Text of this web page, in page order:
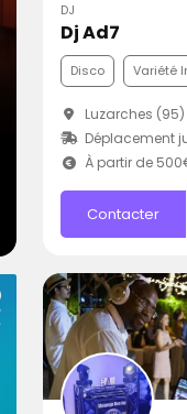
DJ
Dj Ad7
Disco Variété
Luzarches (95)
Déplacement
À partir de
Contacter